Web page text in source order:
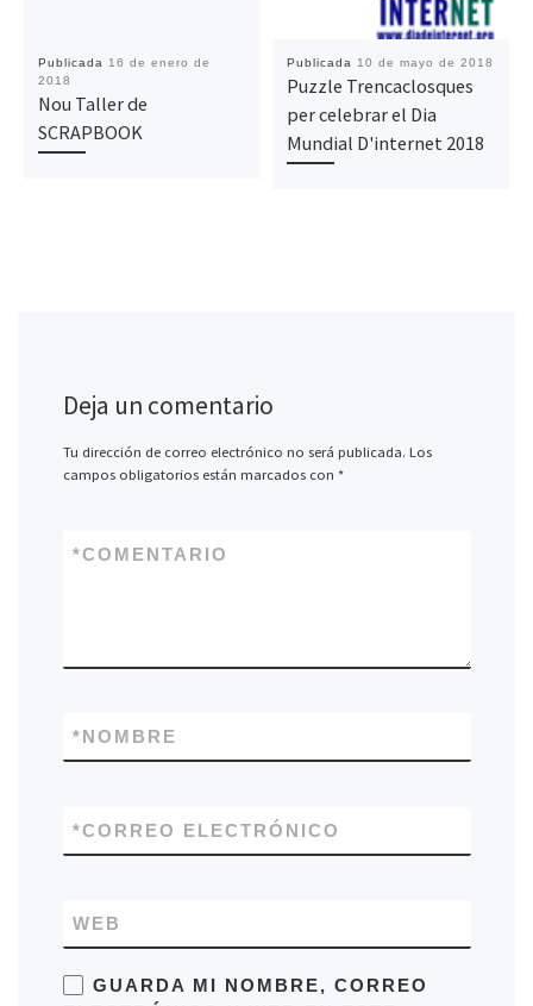
Publicada
16 de enero de
2018
Nou Taller de
SCRAPBOOK
Publicada 10 de mayo de 2018
Puzzle Trencaclosques
per celebrar el Dia
Mundial D'internet 2018
Deja un comentario
Tu dirección de correo electrónico no será publicada. Los
campos obligatorios están marcados con *
COMENTARIO
*
NOMBRE
*
CORREO ELECTRÓNICO
*
WEB
GUARDA MI NOMBRE, CORREO